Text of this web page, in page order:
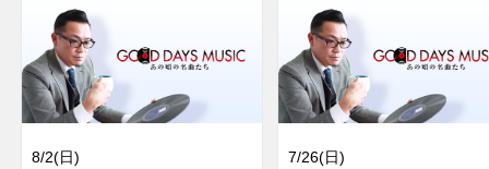
8/2(日)
7/26(日)